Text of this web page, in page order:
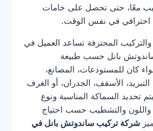
معًا، حتى تحصل على خامات
احترافي في نفس الوقت.
والتركيب المحترفة تساعد العميل في
بانل حسب طبيعة
كان للمستودعات، المصانع،
التبريد، الأسقف، الجدران، أو الغرف
تحديد السماكة المناسبة ونوع
واللون والتشطيب حسب احتياج
شركة تركيب ساندوتش بانل في